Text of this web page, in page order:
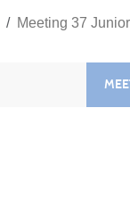
Meeting 37